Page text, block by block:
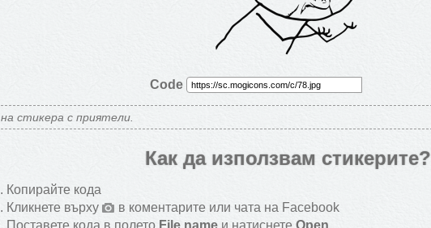
Code
на стикера с приятели.
Как да използвам стикерите?
Копирайте кода
Кликнете върху
в коментарите или чата на Facebook
Поставете кода в полето File name и натиснете Open